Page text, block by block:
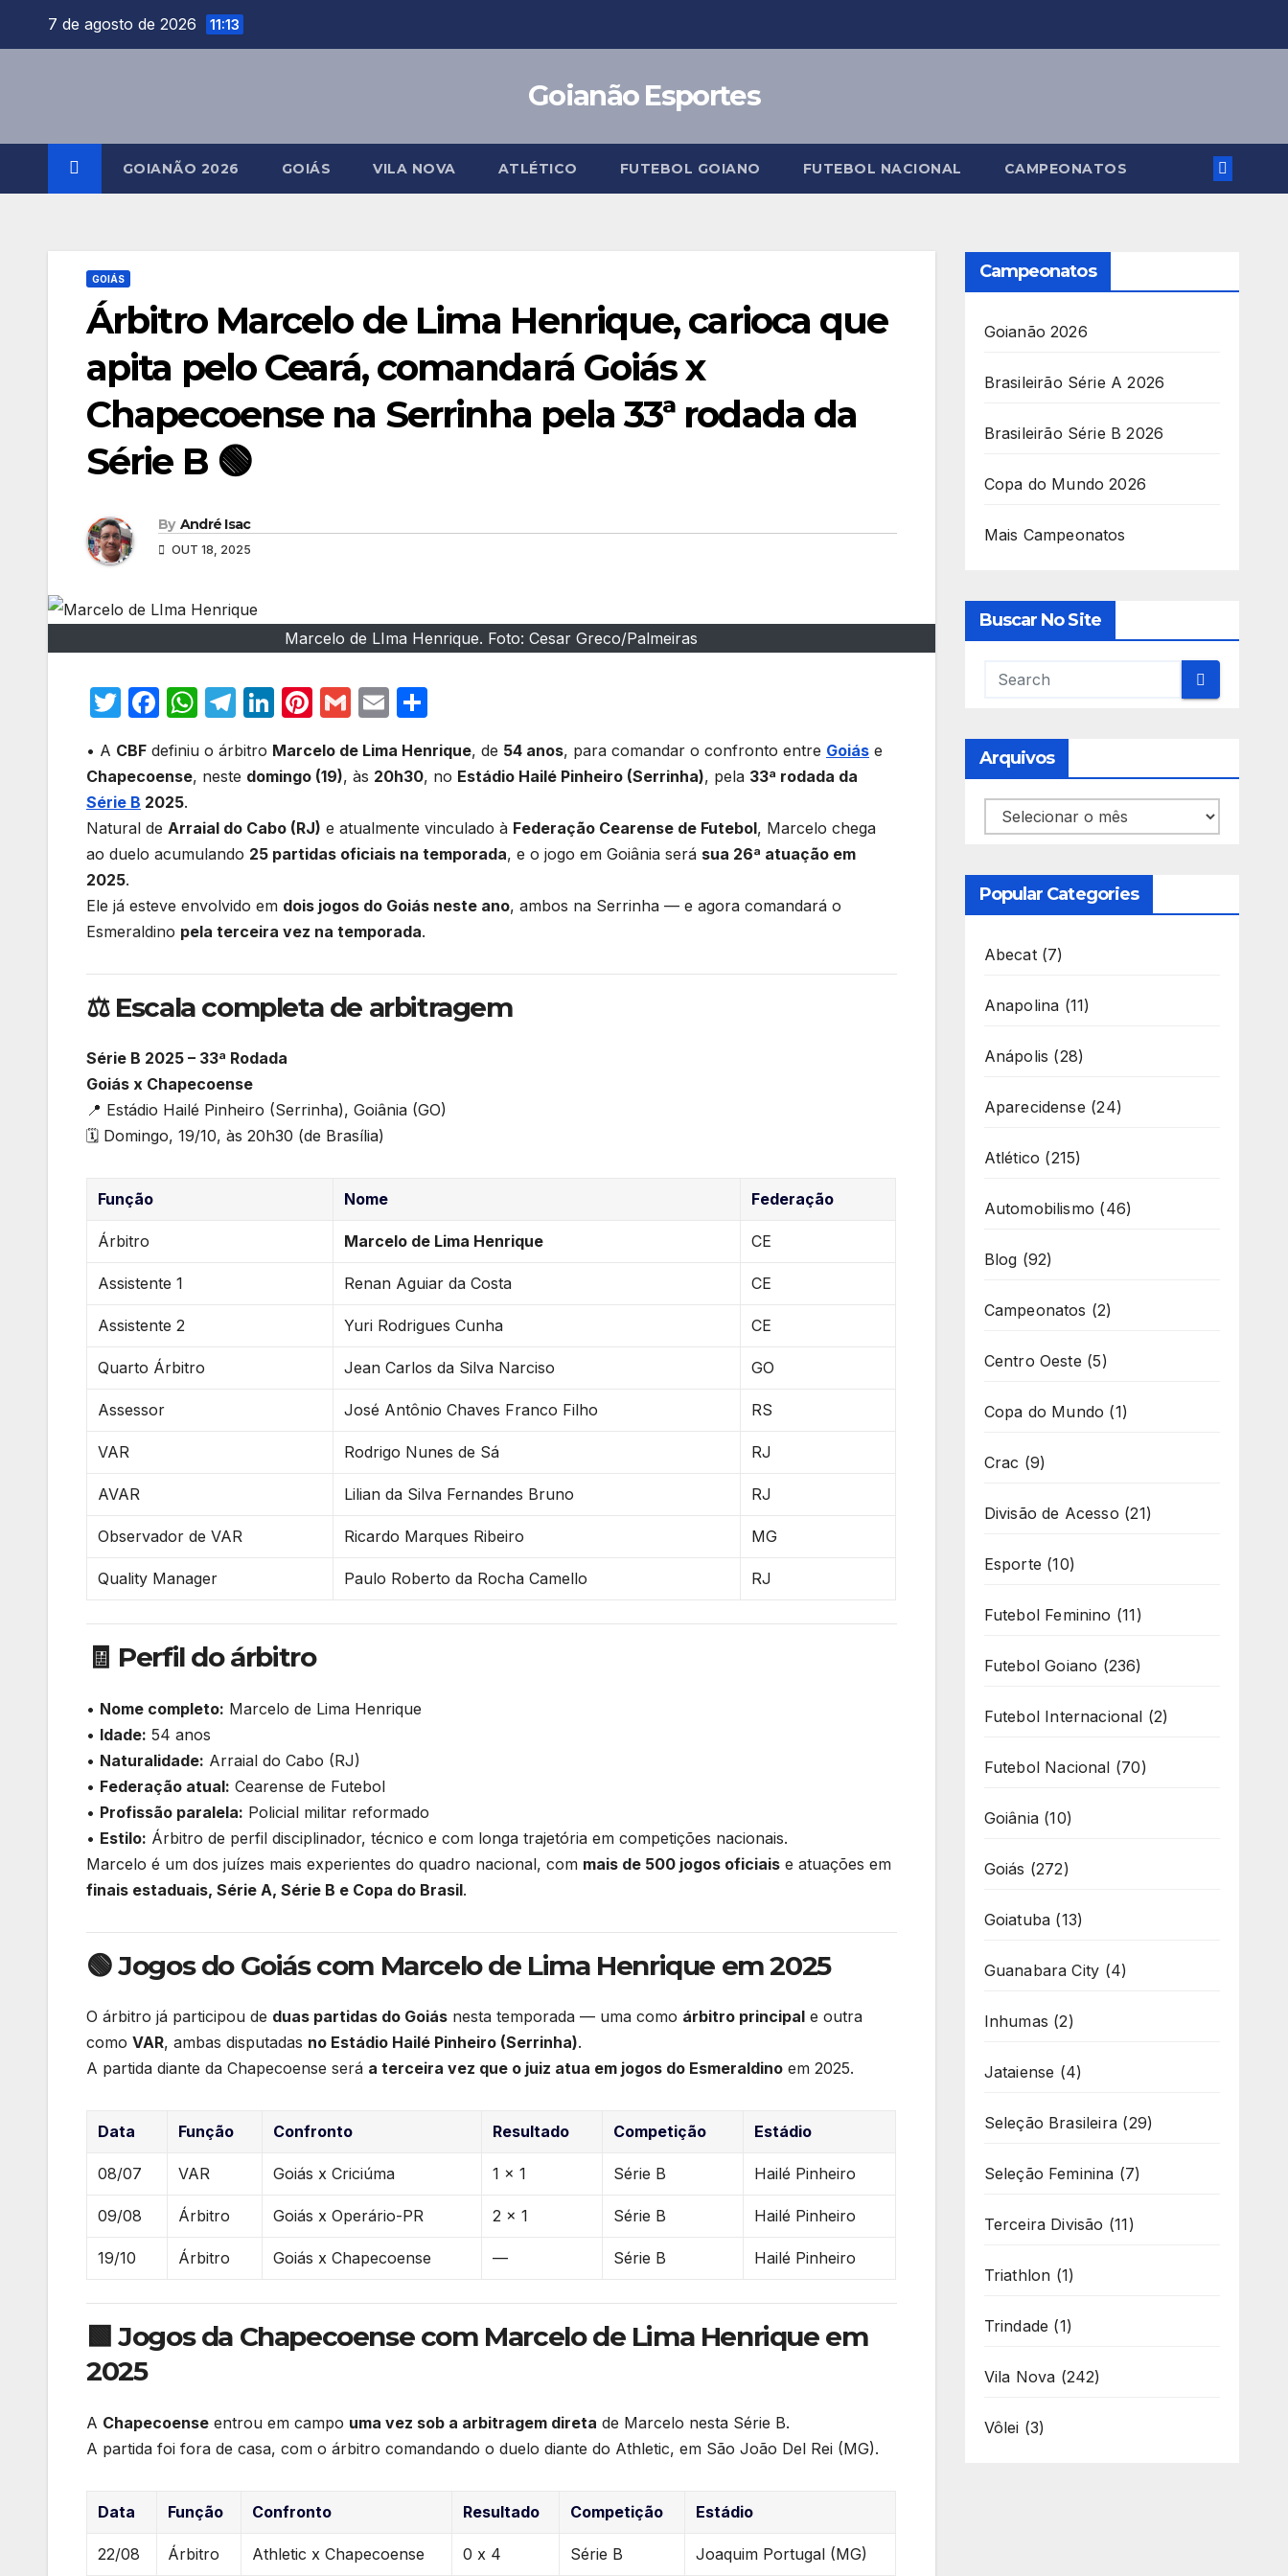
7 de agosto de 2026 11:13
Goianão Esportes
GOIANÃO 2026 GOIÁS VILA NOVA ATLÉTICO FUTEBOL GOIANO FUTEBOL NACIONAL CAMPEONATOS
GOIÁS
Árbitro Marcelo de Lima Henrique, carioca que
apita pelo Ceará, comandará Goiás x
Chapecoense na Serrinha pela 33ª rodada da
Série B 🟢
By André Isac
OUT 18, 2025
Marcelo de LIma Henrique. Foto: Cesar Greco/Palmeiras
T
itt
er
F
c
e
b
o
k
W
at
s
A
p
T
e
gr
a
m
Li
k
e
dI
n
Pi
er
e
st
G
ail
E
ail ar
e
• A CBF definiu o árbitro Marcelo de Lima Henrique, de 54 anos, para comandar o confronto entre Goiás e
Chapecoense, neste domingo (19), às 20h30, no Estádio Hailé Pinheiro (Serrinha), pela 33ª rodada da
Série B 2025.
Natural de Arraial do Cabo (RJ) e atualmente vinculado à Federação Cearense de Futebol, Marcelo chega
ao duelo acumulando 25 partidas oficiais na temporada, e o jogo em Goiânia será sua 26ª atuação em
2025.
Ele já esteve envolvido em dois jogos do Goiás neste ano, ambos na Serrinha — e agora comandará o
Esmeraldino pela terceira vez na temporada.
⚖️ Escala completa de arbitragem
Série B 2025 – 33ª Rodada
Goiás x Chapecoense
📍 Estádio Hailé Pinheiro (Serrinha), Goiânia (GO)
🗓️ Domingo, 19/10, às 20h30 (de Brasília)
Função Nome Federação
Árbitro Marcelo de Lima Henrique CE
Assistente 1 Renan Aguiar da Costa CE
Assistente 2 Yuri Rodrigues Cunha CE
Quarto Árbitro Jean Carlos da Silva Narciso GO
Assessor José Antônio Chaves Franco Filho RS
VAR Rodrigo Nunes de Sá RJ
AVAR Lilian da Silva Fernandes Bruno RJ
Observador de VAR Ricardo Marques Ribeiro MG
Quality Manager Paulo Roberto da Rocha Camello RJ
🧾 Perfil do árbitro
• Nome completo: Marcelo de Lima Henrique
• Idade: 54 anos
• Naturalidade: Arraial do Cabo (RJ)
• Federação atual: Cearense de Futebol
• Profissão paralela: Policial militar reformado
• Estilo: Árbitro de perfil disciplinador, técnico e com longa trajetória em competições nacionais.
Marcelo é um dos juízes mais experientes do quadro nacional, com mais de 500 jogos oficiais e atuações em
finais estaduais, Série A, Série B e Copa do Brasil.
🟢 Jogos do Goiás com Marcelo de Lima Henrique em 2025
O árbitro já participou de duas partidas do Goiás nesta temporada — uma como árbitro principal e outra
como VAR, ambas disputadas no Estádio Hailé Pinheiro (Serrinha).
A partida diante da Chapecoense será a terceira vez que o juiz atua em jogos do Esmeraldino em 2025.
Data Função Confronto Resultado Competição Estádio
08/07 VAR Goiás x Criciúma 1 x 1 Série B Hailé Pinheiro
09/08 Árbitro Goiás x Operário-PR 2 x 1 Série B Hailé Pinheiro
19/10 Árbitro Goiás x Chapecoense — Série B Hailé Pinheiro
🟩 Jogos da Chapecoense com Marcelo de Lima Henrique em
2025
A Chapecoense entrou em campo uma vez sob a arbitragem direta de Marcelo nesta Série B.
A partida foi fora de casa, com o árbitro comandando o duelo diante do Athletic, em São João Del Rei (MG).
Data Função Confronto Resultado Competição Estádio
22/08 Árbitro Athletic x Chapecoense 0 x 4 Série B Joaquim Portugal (MG)
Campeonatos
Goianão 2026
Brasileirão Série A 2026
Brasileirão Série B 2026
Copa do Mundo 2026
Mais Campeonatos
Buscar No Site
Arquivos
Arquivos
Popular Categories
Abecat(7)
Anapolina (11)
Anápolis (28)
Aparecidense (24)
Atlético (215)
Automobilismo (46)
Blog (92)
Campeonatos (2)
Centro Oeste (5)
Copa do Mundo (1)
Crac (9)
Divisão de Acesso (21)
Esporte (10)
Futebol Feminino (11)
Futebol Goiano (236)
Futebol Internacional (2)
Futebol Nacional (70)
Goiânia(10)
Goiás (272)
Goiatuba (13)
Guanabara City (4)
Inhumas (2)
Jataiense (4)
Seleção Brasileira (29)
Seleção Feminina (7)
Terceira Divisão (11)
Triathlon (1)
Trindade (1)
Vila Nova (242)
Vôlei (3)